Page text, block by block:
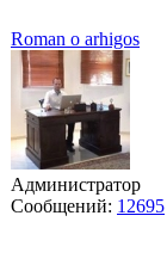
Roman o arhigos
Администратор
Сообщений: 12695